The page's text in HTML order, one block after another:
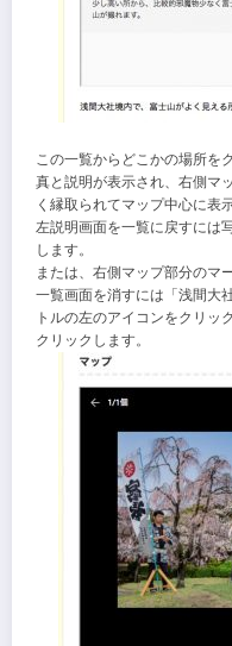
この一覧からどこかの場所を
真と説明が表示され、右側マ
く縁取られてマップ中心に表
左説明画面を一覧に戻すには
します。
または、右側マップ部分のマ
一覧画面を消すには「浅間大
トルの左のアイコンをクリッ
クリックします。